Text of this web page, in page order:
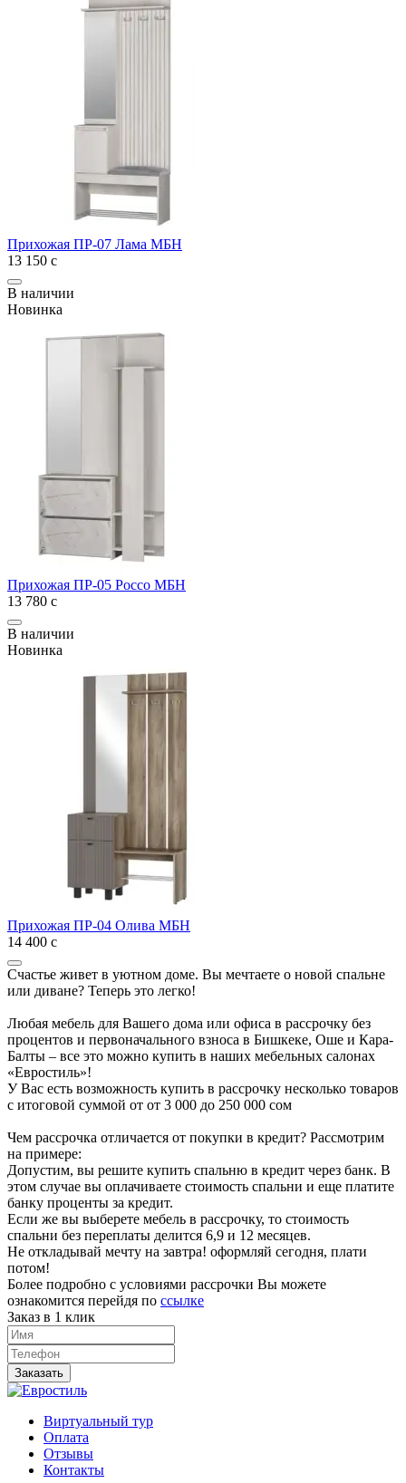
Прихожая ПР-07 Лама МБН
13 150 с
В наличии
Новинка
Прихожая ПР-05 Россо МБН
13 780 с
В наличии
Новинка
Прихожая ПР-04 Олива МБН
14 400 с
Счастье живет в уютном доме. Вы мечтаете о новой спальне
или диване? Теперь это легко!
Любая мебель для Вашего дома или офиса в рассрочку без
процентов и первоначального взноса в Бишкеке, Оше и Кара-
Балты – все это можно купить в наших мебельных салонах
«Евростиль»!
У Вас есть возможность купить в рассрочку несколько товаров
с итоговой суммой от от 3 000 до 250 000 сом
Чем рассрочка отличается от покупки в кредит? Рассмотрим
на примере:
Допустим, вы решите купить спальню в кредит через банк. В
этом случае вы оплачиваете стоимость спальни и еще платите
банку проценты за кредит.
Если же вы выберете мебель в рассрочку, то стоимость
спальни без переплаты делится 6,9 и 12 месяцев.
Не откладывай мечту на завтра! оформляй сегодня, плати
потом!
Более подробно с условиями рассрочки Вы можете
ознакомится перейдя по ссылке
Заказ в 1 клик
Заказать
Виртуальный тур
Оплата
Отзывы
Контакты